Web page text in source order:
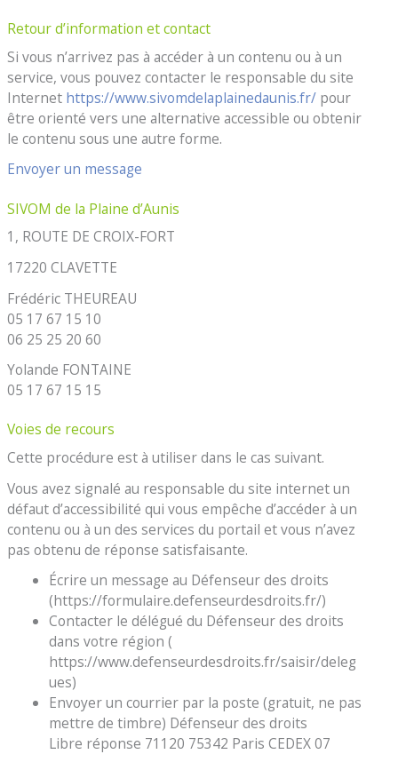
Retour d’information et contact
Si vous n’arrivez pas à accéder à un contenu ou à un
service, vous pouvez contacter le responsable du site
Internet https://www.sivomdelaplainedaunis.fr/ pour
être orienté vers une alternative accessible ou obtenir
le contenu sous une autre forme.
Envoyer un message
SIVOM de la Plaine d’Aunis
1, ROUTE DE CROIX-FORT
17220 CLAVETTE
Frédéric THEUREAU
05 17 67 15 10
06 25 25 20 60
Yolande FONTAINE
05 17 67 15 15
Voies de recours
Cette procédure est à utiliser dans le cas suivant.
Vous avez signalé au responsable du site internet un
défaut d’accessibilité qui vous empêche d’accéder à un
contenu ou à un des services du portail et vous n’avez
pas obtenu de réponse satisfaisante.
Écrire un message au Défenseur des droits
(https://formulaire.defenseurdesdroits.fr/)
Contacter le délégué du Défenseur des droits
dans votre région (
https://www.defenseurdesdroits.fr/saisir/deleg
ues)
Envoyer un courrier par la poste (gratuit, ne pas
mettre de timbre) Défenseur des droits
Libre réponse 71120 75342 Paris CEDEX 07